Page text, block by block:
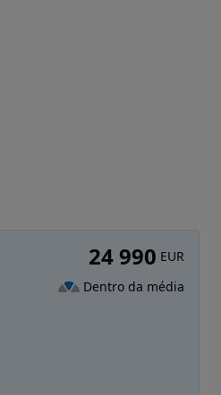
24 990 EUR
Dentro da média